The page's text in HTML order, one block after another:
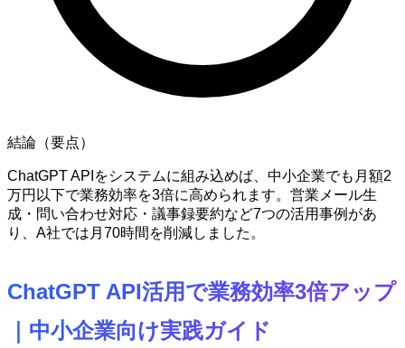
結論（要点）
ChatGPT APIをシステムに組み込めば、中小企業でも月額2
万円以下で業務効率を3倍に高められます。営業メール生
成・問い合わせ対応・議事録要約など7つの活用事例があ
り、A社では月70時間を削減しました。
ChatGPT API活用で業務効率3倍アップ
｜中小企業向け実践ガイド